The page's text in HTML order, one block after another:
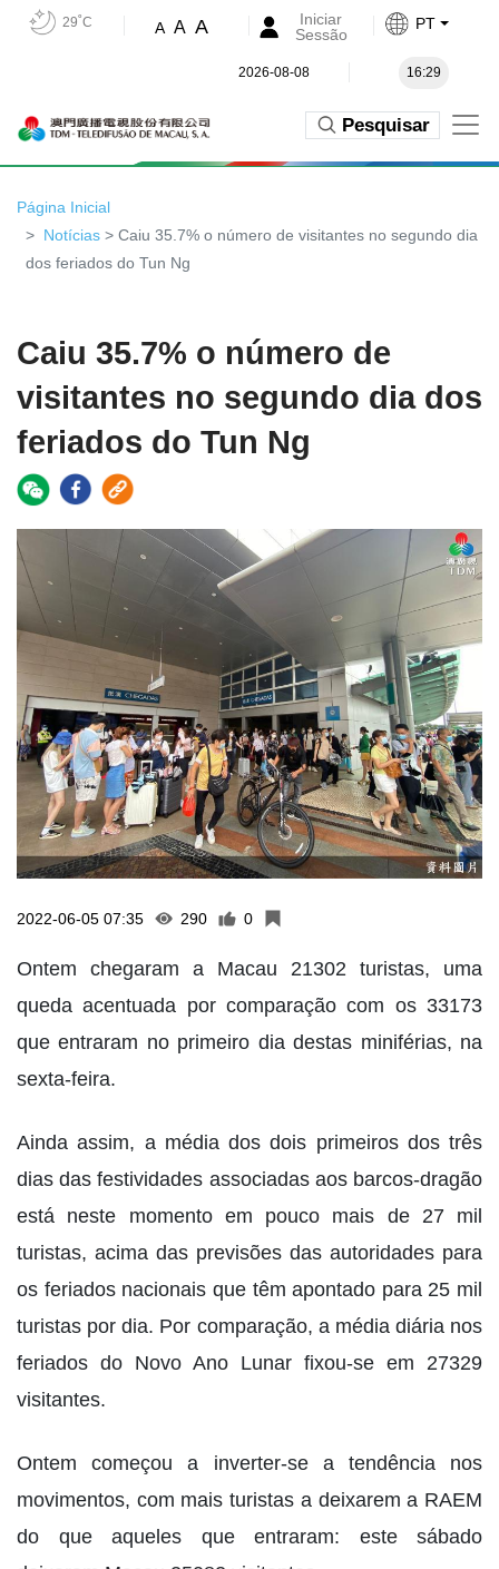
29˚C A A A
Iniciar
Sessão
PT
2026-08-08 16:29
Pesquisar
Página Inicial
Notícias > Caiu 35.7% o número de visitantes no segundo dia
dos feriados do Tun Ng
Caiu 35.7% o número de
visitantes no segundo dia dos
feriados do Tun Ng
2022-06-05 07:35 290 0
Ontem chegaram a Macau 21302 turistas, uma
queda acentuada por comparação com os 33173
que entraram no primeiro dia destas miniférias, na
sexta-feira.
Ainda assim, a média dos dois primeiros dos três
dias das festividades associadas aos barcos-dragão
está neste momento em pouco mais de 27 mil
turistas, acima das previsões das autoridades para
os feriados nacionais que têm apontado para 25 mil
turistas por dia. Por comparação, a média diária nos
feriados do Novo Ano Lunar fixou-se em 27329
visitantes.
Ontem começou a inverter-se a tendência nos
movimentos, com mais turistas a deixarem a RAEM
do que aqueles que entraram: este sábado